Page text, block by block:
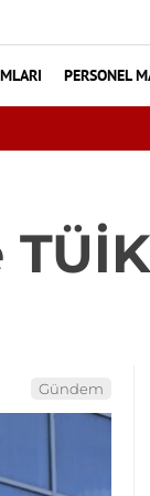
PERSONEL
Gündem